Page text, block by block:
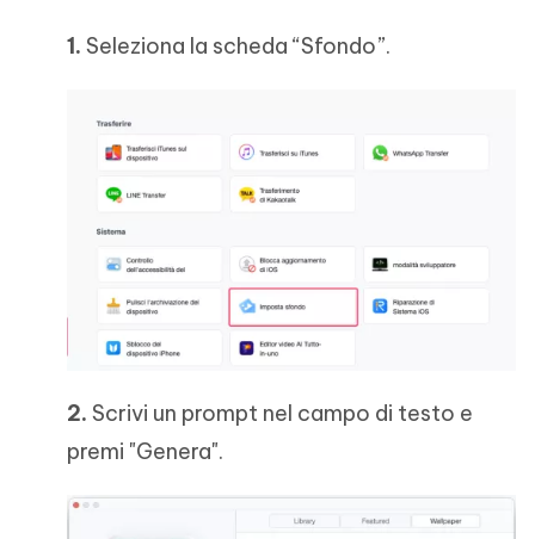
1. Seleziona la scheda “Sfondo”.
2. Scrivi un prompt nel campo di testo e
premi "Genera".